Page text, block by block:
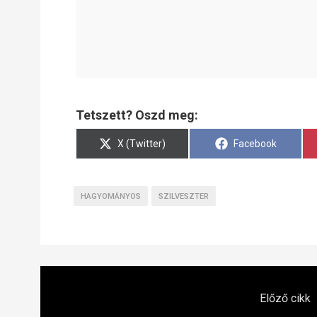
Tetszett? Oszd meg:
Share
X (Twitter)
Share
Facebook
HAGYOMÁNYOS SZILVESZTER
Előző cikk